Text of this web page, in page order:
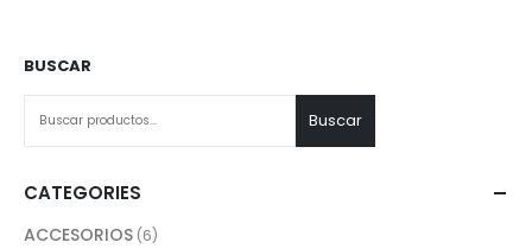
BUSCAR
Buscar
CATEGORIES
ACCESORIOS (6)